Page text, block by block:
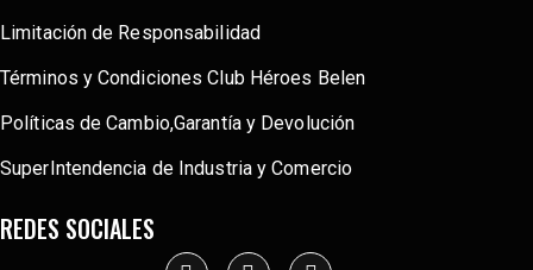
Limitación de Responsabilidad
Términos y Condiciones Club Héroes Belen
Políticas de Cambio,Garantía y Devolución
SuperIntendencia de Industria y Comercio
REDES SOCIALES